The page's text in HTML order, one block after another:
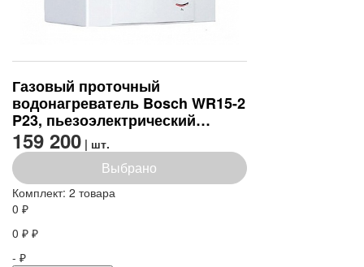
Газовый проточный
водонагреватель Bosch WR15-2
P23, пьезоэлектрический
розжиг (7703331746)
159 200 | шт.
Выбрано
Комплект: 2 товара
0 ₽
0 ₽ ₽
- ₽